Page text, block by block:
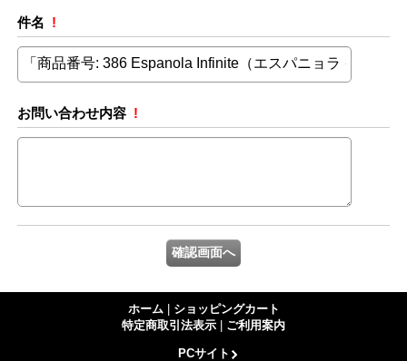
件名 !
お問い合わせ内容 !
ホーム | ショッピングカート
特定商取引法表示 | ご利用案内
PCサイト